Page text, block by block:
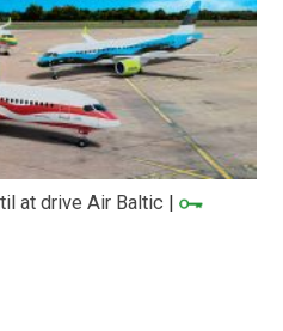
at drive Air Baltic |